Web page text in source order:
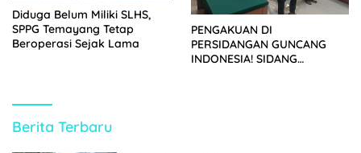
Diduga Belum Miliki SLHS,
SPPG Temayang Tetap
Beroperasi Sejak Lama
PENGAKUAN DI
PERSIDANGAN GUNCANG
INDONESIA! SIDANG
https://kupasberita.net
Berita Terbaru